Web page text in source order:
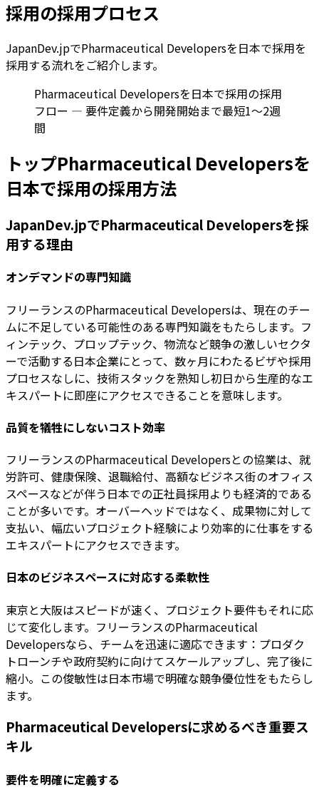
採用の採用プロセス
JapanDev.jpでPharmaceutical Developersを日本で採用を
採用する流れをご紹介します。
Pharmaceutical Developersを日本で採用の採用
フロー — 要件定義から開発開始まで最短1〜2週
間
トップPharmaceutical Developersを
日本で採用の採用方法
JapanDev.jpでPharmaceutical Developersを採
用する理由
オンデマンドの専門知識
フリーランスのPharmaceutical Developersは、現在のチー
ムに不足している可能性のある専門知識をもたらします。フ
ィンテック、プロップテック、物流など競争の激しいセクタ
ーで活動する日本企業にとって、数ヶ月にわたるビザや採用
プロセスなしに、技術スタックを熟知し初日から生産的なエ
キスパートに即座にアクセスできることを意味します。
品質を犠牲にしないコスト効率
フリーランスのPharmaceutical Developersとの協業は、就
労許可、健康保険、退職給付、高額なビジネス街のオフィス
スペースなどが伴う日本での正社員採用よりも経済的である
ことが多いです。オーバーヘッドではなく、成果物に対して
支払い、幅広いプロジェクト経験により効率的に仕事をする
エキスパートにアクセスできます。
日本のビジネスペースに対応する柔軟性
東京と大阪はスピードが速く、プロジェクト要件もそれに応
じて変化します。フリーランスのPharmaceutical
Developersなら、チームを迅速に適応できます：プロダク
トローンチや政府契約に向けてスケールアップし、完了後に
縮小。この俊敏性は日本市場で明確な競争優位性をもたらし
ます。
Pharmaceutical Developersに求めるべき重要ス
キル
要件を明確に定義する